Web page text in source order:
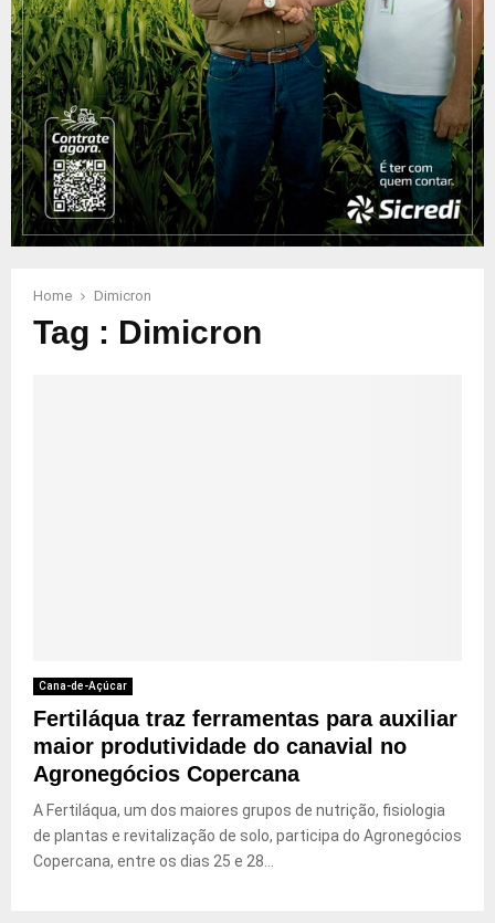
Home Dimicron
Tag : Dimicron
Cana-de-Açúcar
Fertiláqua traz ferramentas para auxiliar
maior produtividade do canavial no
Agronegócios Copercana
A Fertiláqua, um dos maiores grupos de nutrição, fisiologia
de plantas e revitalização de solo, participa do Agronegócios
Copercana, entre os dias 25 e 28...